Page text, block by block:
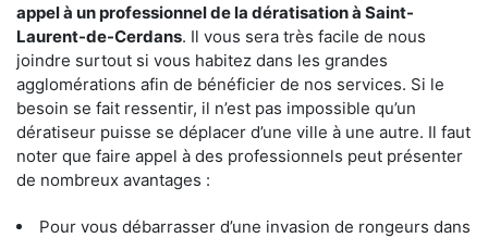
appel à un professionnel de la dératisation à Saint-
Laurent-de-Cerdans. Il vous sera très facile de nous
joindre surtout si vous habitez dans les grandes
agglomérations afin de bénéficier de nos services. Si le
besoin se fait ressentir, il n’est pas impossible qu’un
dératiseur puisse se déplacer d’une ville à une autre. Il faut
noter que faire appel à des professionnels peut présenter
de nombreux avantages :
Pour vous débarrasser d’une invasion de rongeurs dans